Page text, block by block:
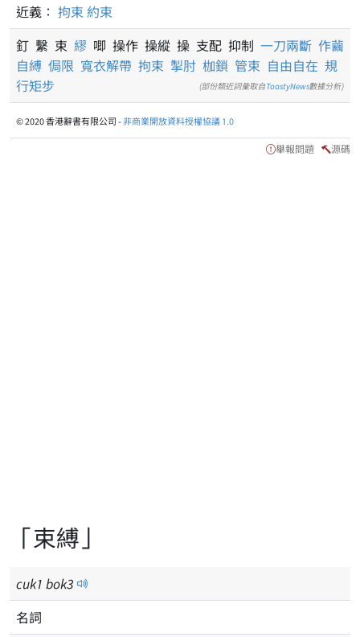
近義： 拘束約束
釘 繫 束 繆 唧 操作 操縱 操 支配 抑制 一刀兩斷 作繭
自縛 侷限 寬衣解帶 拘束 掣肘 枷鎖 管束 自由自在 規
行矩步
(部份類近詞彙取自ToastyNews數據分析)
© 2020 香港辭書有限公司 -非商業開放資料授權協議 1.0
舉報問題 源碼
「束縛」
cuk1 bok3
名詞